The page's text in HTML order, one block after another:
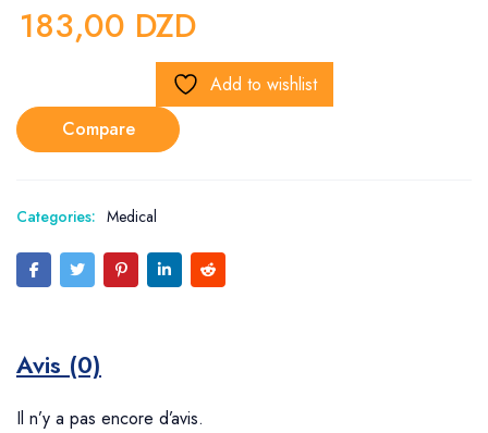
183,00 DZD
Add to wishlist
Compare
Categories: Medical
Avis (0)
Il n’y a pas encore d’avis.